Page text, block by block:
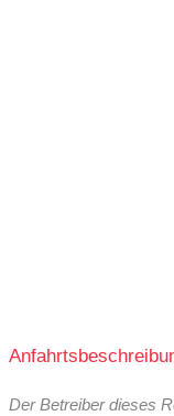
Der Betreiber dieses